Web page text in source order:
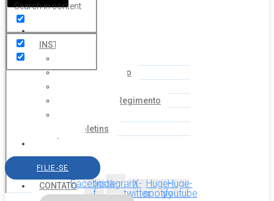
Search in content
HOME
INSTITUCIONAL
Coordenação
Estatuto e Regimento
Boletins
SERVIÇOS
AGENDA
CONTATO
FILIE-SE
Facebook-
f
InstagramX-
twitter
Huge-
spotify
Huge-
youtube